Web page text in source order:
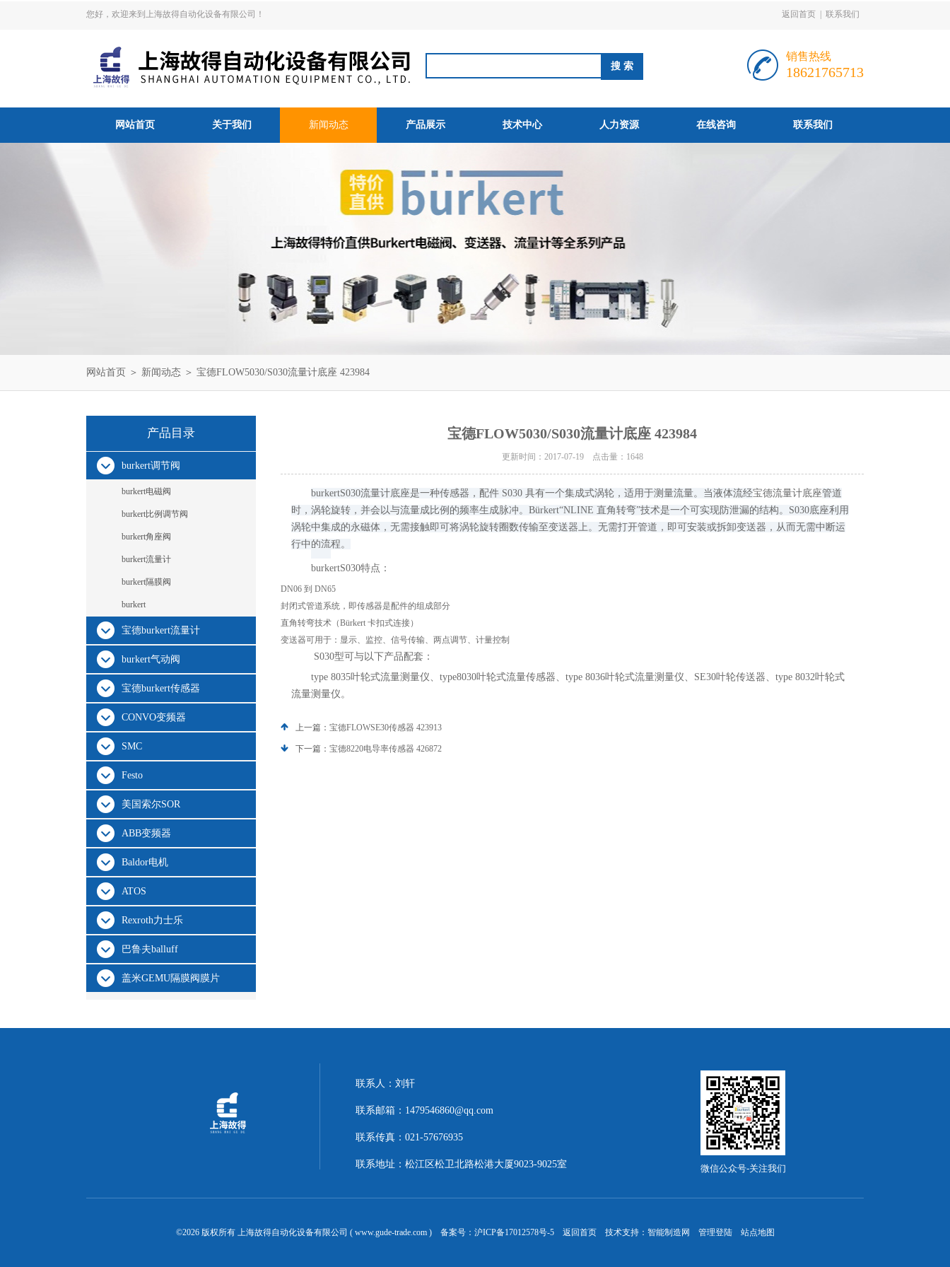
您好，欢迎来到上海故得自动化设备有限公司！ 返回首页 联系我们
销售热线
18621765713
网站首页 关于我们 新闻动态 产品展示 技术中心 人力资源 在线咨询 联系我们
网站首页 ＞ 新闻动态 ＞ 宝德FLOW5030/S030流量计底座 423984
产品目录
burkert调节阀
burkert电磁阀
burkert比例调节阀
burkert角座阀
burkert流量计
burkert隔膜阀
burkert
宝德burkert流量计
burkert气动阀
宝德burkert传感器
CONVO变频器
SMC
Festo
美国索尔SOR
ABB变频器
Baldor电机
ATOS
Rexroth力士乐
巴鲁夫balluff
盖米GEMU隔膜阀膜片
宝德FLOW5030/S030流量计底座 423984
更新时间：2017-07-19 点击量： 1648
burkertS030流量计底座是一种传感器，配件 S030 具有一个集成式涡轮，适用于测量流量。当液体流经宝德流量计底座管道
时，涡轮旋转，并会以与流量成比例的频率生成脉冲。Bürkert“NLINE 直角转弯”技术是一个可实现防泄漏的结构。S030底座利用
涡轮中集成的永磁体，无需接触即可将涡轮旋转圈数传输至变送器上。无需打开管道，即可安装或拆卸变送器，从而无需中断运
行中的流程。
burkertS030特点：
DN06 到 DN65
封闭式管道系统，即传感器是配件的组成部分
直角转弯技术（Bürkert 卡扣式连接）
变送器可用于：显示、监控、信号传输、两点调节、计量控制
S030型可与以下产品配套：
type 8035叶轮式流量测量仪、type8030叶轮式流量传感器、type 8036叶轮式流量测量仪、SE30叶轮传送器、type 8032叶轮式
流量测量仪。
上一篇： 宝德FLOWSE30传感器 423913
下一篇： 宝德8220电导率传感器 426872
联系人：刘轩
联系邮箱：1479546860@qq.com
联系传真：021-57676935
联系地址：松江区松卫北路松港大厦9023-9025室 微信公众号-关注我们
©2026 版权所有 上海故得自动化设备有限公司 ( www.gude-trade.com ) 备案号： 沪ICP备17012578号-5 返回首页技术支持： 智能制造网 管理登陆 站点地图